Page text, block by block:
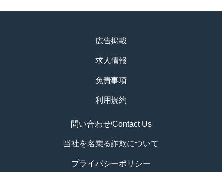
広告掲載
求人情報
免責事項
利用規約
問い合わせ/Contact Us
当社を名乗る詐欺について
プライバシーポリシー